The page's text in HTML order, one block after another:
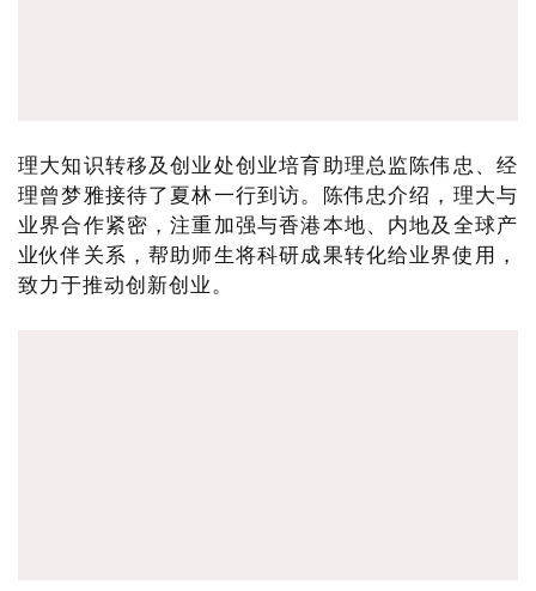
理大知识转移及创业处创业培育助理总监陈伟忠、经
理曾梦雅接待了夏林一行到访。陈伟忠介绍，理大与
业界合作紧密，注重加强与香港本地、内地及全球产
业伙伴关系，帮助师生将科研成果转化给业界使用，
致力于推动创新创业。